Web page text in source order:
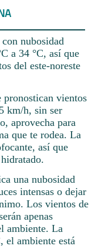
nubosidad
a 34 °C, así que
del este-noreste
pronostican vientos
km/h, sin ser
aprovecha para
que te rodea. La
así que
una nubosidad
intensas o dejar
Los vientos de
apenas
ambiente. La
el ambiente está